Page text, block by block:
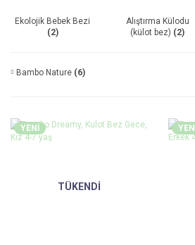
Ekolojik Bebek Bezi
(2)
Alıştırma Külodu
(külot bez) (2)
Bambo Nature (6)
YENİ
TÜKENDİ